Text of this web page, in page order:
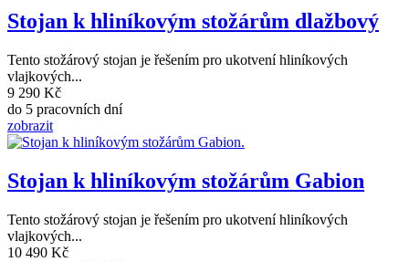
Stojan k hliníkovým stožárům dlažbový
Tento stožárový stojan je řešením pro ukotvení hliníkových
vlajkových...
9 290 Kč
do 5 pracovních dní
zobrazit
Stojan k hliníkovým stožárům Gabion
Tento stožárový stojan je řešením pro ukotvení hliníkových
vlajkových...
10 490 Kč